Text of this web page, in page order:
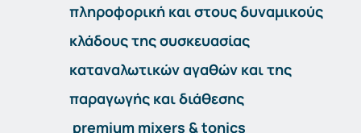
πληροφορική και στους δυναμικούς
κλάδους της συσκευασίας
καταναλωτικών αγαθών και της
παραγωγής και διάθεσης
premium mixers &tonics